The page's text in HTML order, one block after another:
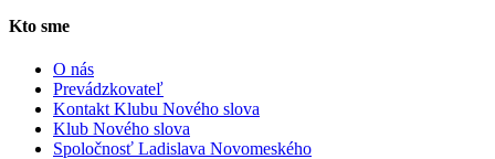
Kto sme
O nás
Prevádzkovateľ
Kontakt Klubu Nového slova
Klub Nového slova
Spoločnosť Ladislava Novomeského